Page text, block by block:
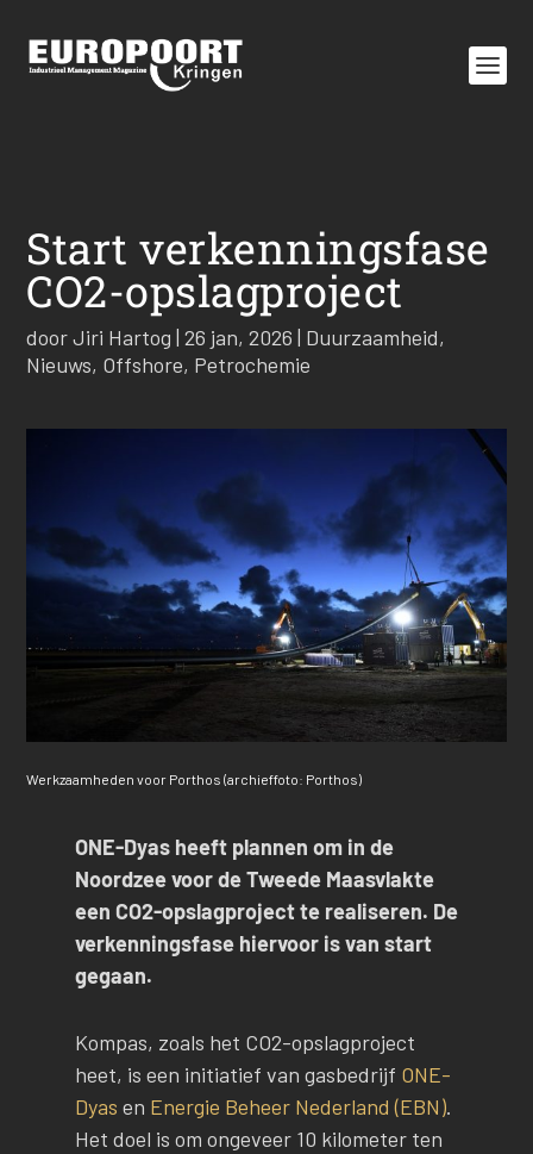
Start verkenningsfase
CO2-opslagproject
doorJiri Hartog |26 jan, 2026 | Duurzaamheid,
Nieuws, Offshore, Petrochemie
Werkzaamheden voor Porthos (archieffoto: Porthos)
ONE-Dyas heeft plannen om in de
Noordzee voor de Tweede Maasvlakte
een CO2-opslagproject te realiseren. De
verkenningsfase hiervoor is van start
gegaan.
Kompas, zoals het CO2-opslagproject
heet, is een initiatief van gasbedrijf ONE-
Dyas en Energie Beheer Nederland (EBN).
Het doel is om ongeveer 10 kilometer ten